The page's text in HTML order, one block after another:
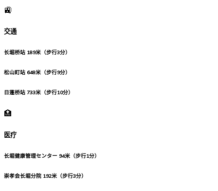
🚉
交通
长堀桥站 189米（步行3分）
松山町站 648米（步行9分）
日蓬桥站 733米（步行10分）
🏥
医疗
长堀健康管理センター 94米（步行1分）
崇孝会长堀分院 192米（步行3分）